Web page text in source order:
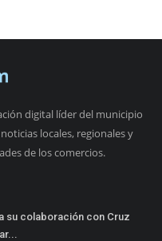
digital líder del municipio
locales, regionales y
de los comercios.
su colaboración con Cruz